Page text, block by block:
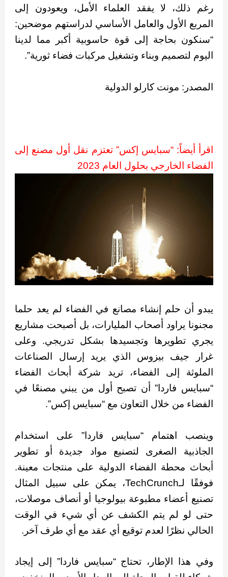
رغم ذلك، لا يفقد العلماء الأمل، ويعودون إلى
المربع الأول والعامل الأساسي لدراستهم موضحين:
“سنكون بحاجة إلى قوة حاسوبية أكبر مما لدينا
اليوم لتصميم وبناء وتشغيل مركبات فضاء ثورية”.
المصدر: مونت كارلو الدولية
اقرأ أيضاً: “سبايس إكس” تعتزم نقل أول مصنع إلى
الفضاء الخارجي بحلول العام 2023
يبدو أن حلم إنشاء مصانع في الفضاء لم يعد حلما
مجنونا يراود أصحاب المليارات، بل أصبحت مشاريع
يجري تطويرها وتجسيدها بشكل تدريجي. وعلى
غرار جيف بيزوس الذي يريد إرسال الصناعات
الملوثة إلى الفضاء، تريد شركة أبحاث الفضاء
“سبايس فاردا” أن تصبح أول من يبني مصنعًا في
الفضاء من خلال التعاون مع “سبايس إكس”.
وينصب اهتمام “سبايس فاردا” على استخدام
الجاذبية الصغرى لتصنيع مواد جديدة أو تطوير
أبحاث محطة الفضاء الدولية على منتجات معينة.
فوفقًا لـTechCrunch، يمكن على سبيل المثال
تصنيع أعضاء مطبوعة بيولوجيا أو أنصاف موصلات،
حتى لو لم يتم الكشف عن أي شيء في الوقت
الحالي نظرًا لعدم توقيع أي عقد مع أي طرف آخر.
وفي هذا الإطار، تحتاج “سبايس فاردا” إلى إيجاد